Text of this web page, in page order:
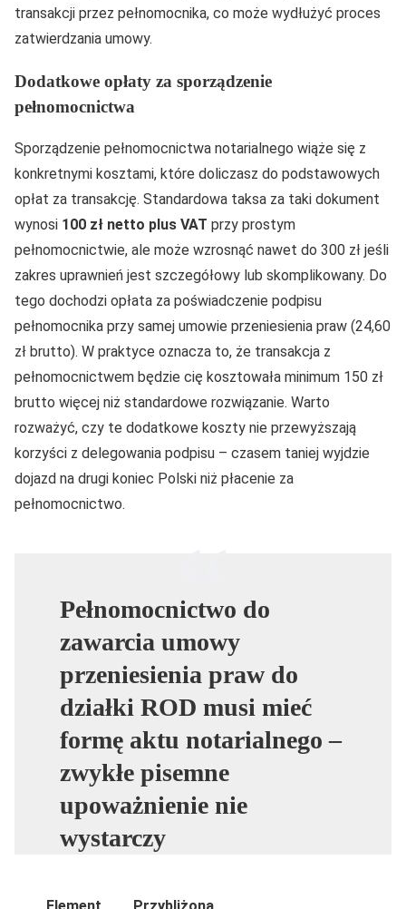
transakcji przez pełnomocnika, co może wydłużyć proces
zatwierdzania umowy.
Dodatkowe opłaty za sporządzenie
pełnomocnictwa
Sporządzenie pełnomocnictwa notarialnego wiąże się z
konkretnymi kosztami, które doliczasz do podstawowych
opłat za transakcję. Standardowa taksa za taki dokument
wynosi 100 zł netto plus VAT przy prostym
pełnomocnictwie, ale może wzrosnąć nawet do 300 zł jeśli
zakres uprawnień jest szczegółowy lub skomplikowany. Do
tego dochodzi opłata za poświadczenie podpisu
pełnomocnika przy samej umowie przeniesienia praw (24,60
zł brutto). W praktyce oznacza to, że transakcja z
pełnomocnictwem będzie cię kosztowała minimum 150 zł
brutto więcej niż standardowe rozwiązanie. Warto
rozważyć, czy te dodatkowe koszty nie przewyższają
korzyści z delegowania podpisu – czasem taniej wyjdzie
dojazd na drugi koniec Polski niż płacenie za
pełnomocnictwo.
Pełnomocnictwo do
zawarcia umowy
przeniesienia praw do
działki ROD musi mieć
formę aktu notarialnego –
zwykłe pisemne
upoważnienie nie
wystarczy